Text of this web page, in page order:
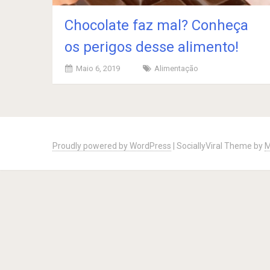
Chocolate faz mal? Conheça
os perigos desse alimento!
Maio 6, 2019 Alimentação
navigation
Proudly powered by WordPress SociallyViral Theme by